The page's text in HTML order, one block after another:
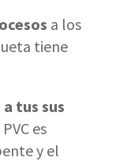
a los
tiene
tus sus
es
y el